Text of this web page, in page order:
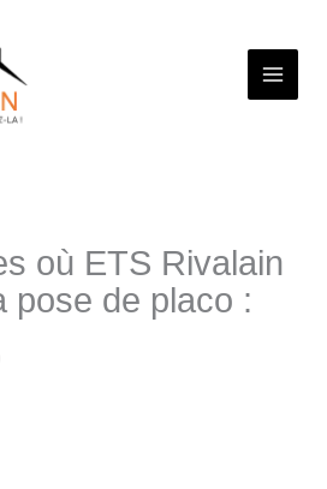
où ETS Rivalain
pose de placo :